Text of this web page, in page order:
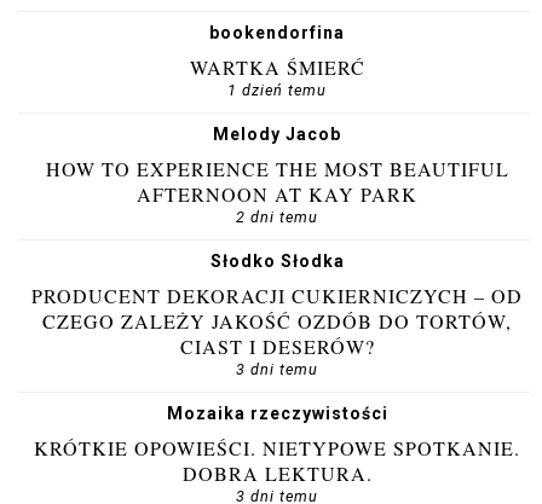
bookendorfina
WARTKA ŚMIERĆ
1 dzień temu
Melody Jacob
HOW TO EXPERIENCE THE MOST BEAUTIFUL
AFTERNOON AT KAY PARK
2 dni temu
Słodko Słodka
PRODUCENT DEKORACJI CUKIERNICZYCH – OD
CZEGO ZALEŻY JAKOŚĆ OZDÓB DO TORTÓW,
CIAST I DESERÓW?
3 dni temu
Mozaika rzeczywistości
KRÓTKIE OPOWIEŚCI. NIETYPOWE SPOTKANIE.
DOBRA LEKTURA.
3 dni temu